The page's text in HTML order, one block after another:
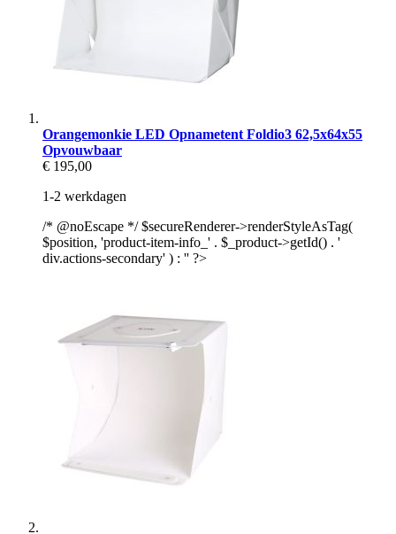
Orangemonkie LED Opnametent Foldio3 62,5x64x55
Opvouwbaar
€ 195,00
1-2 werkdagen
/* @noEscape */ $secureRenderer->renderStyleAsTag(
$position, 'product-item-info_' . $_product->getId() . '
div.actions-secondary' ) : '' ?>